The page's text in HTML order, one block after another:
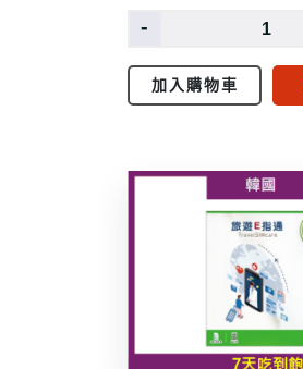
-
加入購物車